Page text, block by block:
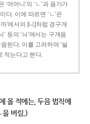
‘어머니’의 ‘ㄴ’과 음가가
다. 이에 따르면 ‘ㄴ’은
’에서의 [니]처럼 경구개
등의 ‘늬’에서는 구개음
된다. 이를 고려하여 ‘늴
적는다고 본다.
올 적에는, 두음 법칙에
을 버림.)